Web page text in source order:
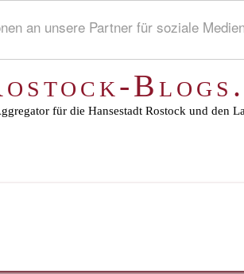
an unsere Partner für soziale
für die Hansestadt Rostock und den